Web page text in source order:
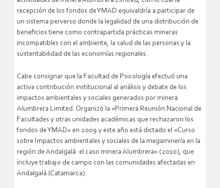
recepción de los fondos de YMAD equivaldría a participar de
un sistema perverso donde la legalidad de una distribución de
beneficios tiene como contrapartida prácticas mineras
incompatibles con el ambiente, la salud de las personas y la
sustentabilidad de las economías regionales.
Cabe consignar que la Facultad de Psicología efectuó una
activa contribución institucional al análisis y debate de los
impactos ambientales y sociales generados por minera
Alumbrera Limited. Organizó la «Primera Reunión Nacional de
Facultades y otras unidades académicas que rechazaron los
fondos de YMAD» en 2009 y este año está dictado el «Curso
sobre Impactos ambientales y sociales de la megaminería en la
región de Andalgalá: el caso minera Alumbrera» (2010), que
incluye trabajo de campo con las comunidades afectadas en
Andalgalá (Catamarca).